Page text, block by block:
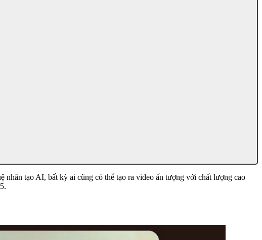
tạo AI, bất kỳ ai cũng có thể tạo ra video ấn tượng với chất lượng cao